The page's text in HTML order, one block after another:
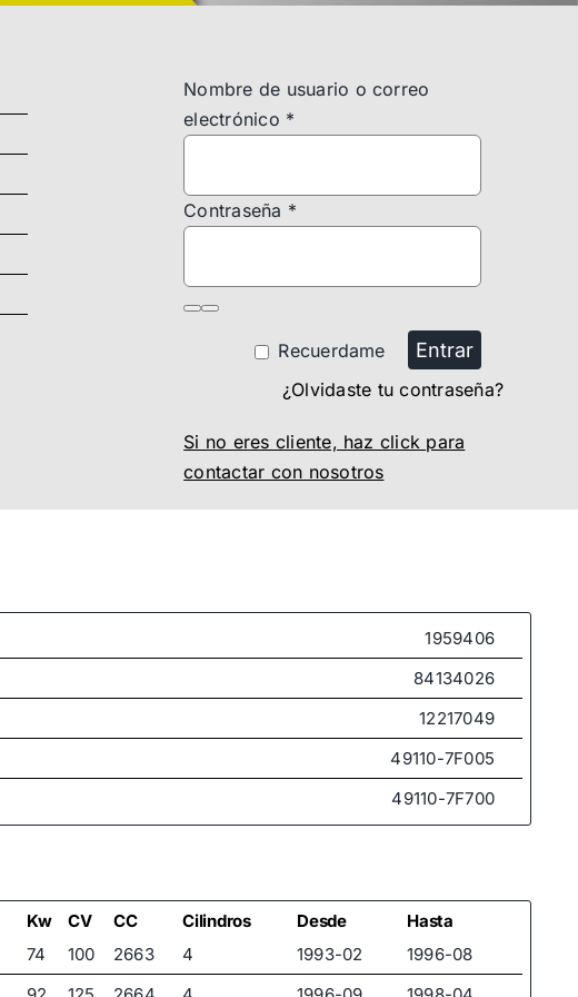
Nombre de usuario o correo
electrónico *
Contraseña *
Recuerdame Entrar
¿Olvidaste tu contraseña?
Si no eres cliente, haz click para
contactar con nosotros
1959406
84134026
12217049
49110-7F005
49110-7F700
Kw CV CC Cilindros Desde
Hasta
74 100 2663 4 1993-02
1996-08